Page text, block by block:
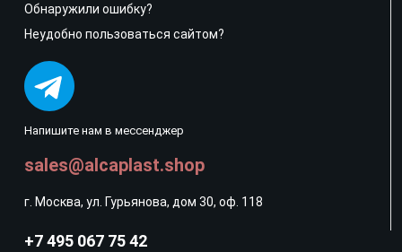
Напишите нам в мессенджер
sales@alcaplast.shop
г. Москва, ул. Гурьянова, дом 30, оф. 118
Обнаружили ошибку?
Неудобно пользоваться сайтом?
+7 495 067 75 42